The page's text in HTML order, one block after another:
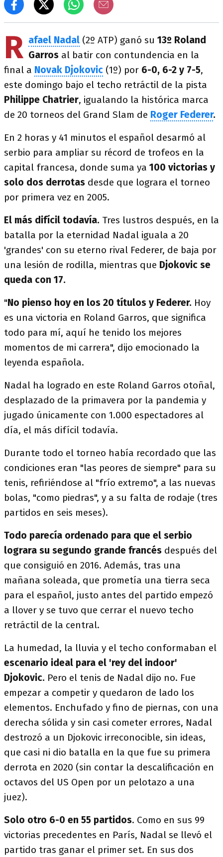
R afael Nadal (2º ATP) ganó su 13º Roland
Garros al batir con contundencia en la
final a Novak Djokovic (1º) por 6-0, 6-2 y 7-5,
este domingo bajo el techo retráctil de la pista
Philippe Chatrier, igualando la histórica marca
de 20 torneos del Grand Slam de Roger Federer.
En 2 horas y 41 minutos el español desarmó al
serbio para ampliar su récord de trofeos en la
capital francesa, donde suma ya 100 victorias y
solo dos derrotas desde que lograra el torneo
por primera vez en 2005.
El más difícil todavía. Tres lustros después, en la
batalla por la eternidad Nadal iguala a 20
'grandes' con su eterno rival Federer, de baja por
una lesión de rodilla, mientras que Djokovic se
queda con 17.
"No pienso hoy en los 20 títulos y Federer. Hoy
es una victoria en Roland Garros, que significa
todo para mí, aquí he tenido los mejores
momentos de mi carrera", dijo emocionado la
leyenda española.
Nadal ha logrado en este Roland Garros otoñal,
desplazado de la primavera por la pandemia y
jugado únicamente con 1.000 espectadores al
día, el más difícil todavía.
Durante todo el torneo había recordado que las
condiciones eran "las peores de siempre" para su
tenis, refiriéndose al "frío extremo", a las nuevas
bolas, "como piedras", y a su falta de rodaje (tres
partidos en seis meses).
Todo parecía ordenado para que el serbio
lograra su segundo grande francés después del
que consiguió en 2016. Además, tras una
mañana soleada, que prometía una tierra seca
para el español, justo antes del partido empezó
a llover y se tuvo que cerrar el nuevo techo
retráctil de la central.
La humedad, la lluvia y el techo conformaban el
escenario ideal para el 'rey del indoor'
Djokovic. Pero el tenis de Nadal dijo no. Fue
empezar a competir y quedaron de lado los
elementos. Enchufado y fino de piernas, con una
derecha sólida y sin casi cometer errores, Nadal
destrozó a un Djokovic irreconocible, sin ideas,
que casi ni dio batalla en la que fue su primera
derrota en 2020 (sin contar la descalificación en
octavos del US Open por un pelotazo a una
juez).
Solo otro 6-0 en 55 partidos. Como en sus 99
victorias precedentes en París, Nadal se llevó el
partido tras ganar el primer set. En sus dos